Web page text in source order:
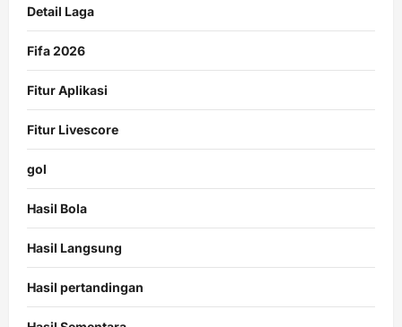
Detail Laga
Fifa 2026
Fitur Aplikasi
Fitur Livescore
gol
Hasil Bola
Hasil Langsung
Hasil pertandingan